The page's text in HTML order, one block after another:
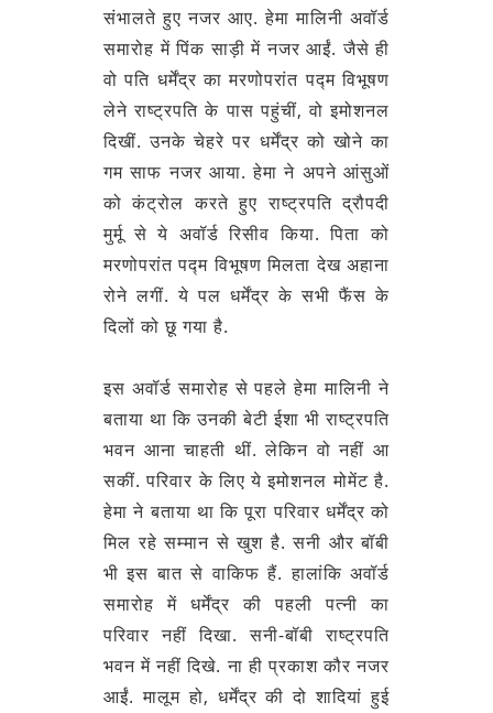
संभालते हुए नजर आए. हेमा मालिनी अवॉर्ड
समारोह में पिंक साड़ी में नजर आईं. जैसे ही
वो पति धर्मेंद्र का मरणोपरांत पद्म विभूषण
लेने राष्ट्रपति के पास पहुंचीं, वो इमोशनल
दिखीं. उनके चेहरे पर धर्मेंद्र को खोने का
गम साफ नजर आया. हेमा ने अपने आंसुओं
को कंट्रोल करते हुए राष्ट्रपति द्रौपदी
मुर्मू से ये अवॉर्ड रिसीव किया. पिता को
मरणोपरांत पद्म विभूषण मिलता देख अहाना
रोने लगीं. ये पल धर्मेंद्र के सभी फैंस के
दिलों को छू गया है.
इस अवॉर्ड समारोह से पहले हेमा मालिनी ने
बताया था कि उनकी बेटी ईशा भी राष्ट्रपति
भवन आना चाहती थीं. लेकिन वो नहीं आ
सकीं. परिवार के लिए ये इमोशनल मोमेंट है.
हेमा ने बताया था कि पूरा परिवार धर्मेंद्र को
मिल रहे सम्मान से खुश है. सनी और बॉबी
भी इस बात से वाकिफ हैं. हालांकि अवॉर्ड
समारोह में धर्मेंद्र की पहली पत्नी का
परिवार नहीं दिखा. सनी-बॉबी राष्ट्रपति
भवन में नहीं दिखे. ना ही प्रकाश कौर नजर
आईं. मालूम हो, धर्मेंद्र की दो शादियां हुई